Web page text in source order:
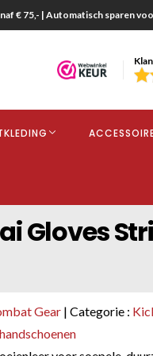
€ 75,- | Automatisch sparen
Gloves
Gear | Categorie :